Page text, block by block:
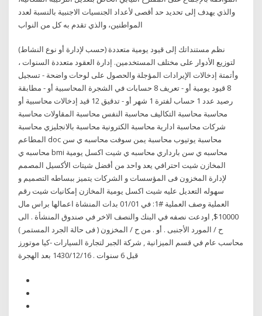
والذي يهدف إلى تحديد حد أقصى لأعداد الجنسيات الاجنبية بالنسبة لعدد
المواطنين، والذي تقدم به كل من النواب
نظم مستنداتك إلى قيود يومية متعددة (حسب لإدارة أو نوع النشاط)
لتوزيع الأدوار على مختلف المستخدمين. إدارة العقود متعددة السنوات ،
وأتمتة إدخالات الإيرادات المؤجلة والحصول على لوحات واضحة - تسجيل
8 قيود يومية أو - تعريف 8 حسابات في الشجرة المحاسبية أو - مطابقة
رصيد عدد 1 حساب لفترة 1 شهر أو - تدقيق 12 قيد إدخالات محاسبية أو
محاسبة محاسبة التكاليف محاسبة النفس محاسبة المقاولات محاسبة
شركات محاسبة ادارية محاسبة الكترونية محاسبة بالانجليزي محاسبة
المطاعم doc محاسبة يوتيوب محاسبة يمن سوفت محاسبه ي سن
محاسبه ي bmi محاسبه ي سن بارداري محاسبه ي شيت اكسل يومية
المخازن شيت احترافي يعد واحد من أفضل شيتات الأكسيل المصمم
لإدارة المخزون فى المؤسسات و الشركات يتميز ببساطه التصميم و
سهوله التعديل عليه شيت اكسل يومية المخازن إمكانيات شيت رقم
العملية وصف العملية #1: في 01/01 بدات المنشاة اعمالها براس مال
10000$, اودعت نصفه في البنك والنصف الاخر في صندوق المنشأة . الى
ح / المورد الأجنبى . أو . من ح / المخزون ( فى حالة الجرد المستمر )
محاسب عام في قسم الميزانية , شركة الجبر لتجارة السيارات -كيا موتورز
قبل 6 سنوات . 16‏‏/12‏‏/1430 بعد الهجرة